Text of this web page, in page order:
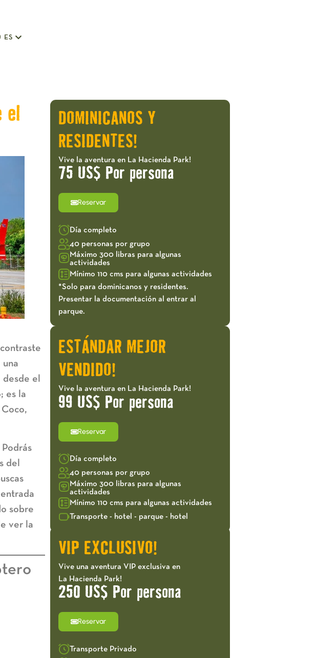
ES
el
el
es la
del
sobre
ver la
DOMINICANOS Y
RESIDENTES!
Vive la aventura en La Hacienda Park!
75 US$ Por persona
Reservar
Día completo
40 personas por grupo
Máximo 300 libras para algunas
actividades
Mínimo 110 cms para algunas actividades
*Solo para dominicanos y residentes.
Presentar la documentación al entrar al
parque.
ESTÁNDAR MEJOR
VENDIDO!
Vive la aventura en La Hacienda Park!
99 US$ Por persona
Reservar
Día completo
40 personas por grupo
Máximo 300 libras para algunas
actividades
Mínimo 110 cms para algunas actividades
Transporte - hotel - parque - hotel
VIP EXCLUSIVO!
Vive una aventura VIP exclusiva en
La Hacienda Park!
250 US$ Por persona
Reservar
Transporte Privado